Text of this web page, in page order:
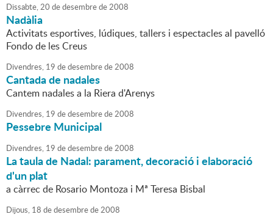
Dissabte,20 dedesembrede2008
Nadàlia
Activitats esportives, lúdiques, tallers i espectacles al pavelló
Fondo de les Creus
Divendres, 19 dedesembrede2008
Cantada de nadales
Cantem nadales a la Riera d'Arenys
Divendres, 19 dedesembrede2008
Pessebre Municipal
Divendres, 19 dedesembrede2008
La taula de Nadal: parament, decoració i elaboració
d'un plat
a càrrec de Rosario Montoza i Mª Teresa Bisbal
Dijous, 18 dedesembrede2008